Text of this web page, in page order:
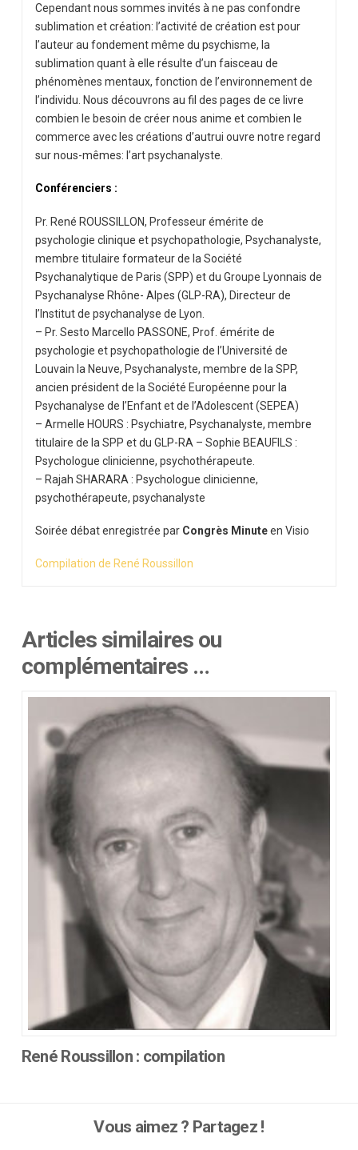
Cependant nous sommes invités à ne pas confondre
sublimation et création: l’activité de création est pour
l’auteur au fondement même du psychisme, la
sublimation quant à elle résulte d’un faisceau de
phénomènes mentaux, fonction de l’environnement de
l’individu. Nous découvrons au fil des pages de ce livre
combien le besoin de créer nous anime et combien le
commerce avec les créations d’autrui ouvre notre regard
sur nous-mêmes: l’art psychanalyste.
Conférenciers :
Pr. René ROUSSILLON, Professeur émérite de
psychologie clinique et psychopathologie, Psychanalyste,
membre titulaire formateur de la Société
Psychanalytique de Paris (SPP) et du Groupe Lyonnais de
Psychanalyse Rhône- Alpes (GLP-RA), Directeur de
l’Institut de psychanalyse de Lyon.
– Pr. Sesto Marcello PASSONE, Prof. émérite de
psychologie et psychopathologie de l’Université de
Louvain la Neuve, Psychanalyste, membre de la SPP,
ancien président de la Société Européenne pour la
Psychanalyse de l’Enfant et de l’Adolescent (SEPEA)
– Armelle HOURS : Psychiatre, Psychanalyste, membre
titulaire de la SPP et du GLP-RA – Sophie BEAUFILS :
Psychologue clinicienne, psychothérapeute.
– Rajah SHARARA : Psychologue clinicienne,
psychothérapeute, psychanalyste
Soirée débat enregistrée par Congrès Minuteen Visio
Compilation de René Roussillon
Articles similaires ou
complémentaires …
René Roussillon : compilation
Vous aimez ? Partagez !